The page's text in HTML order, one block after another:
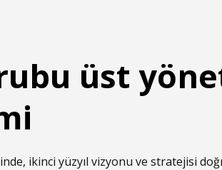
üst
ikinci yüzyıl vizyonu ve stratejisi